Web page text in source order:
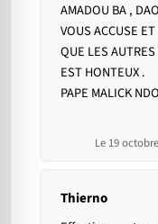
AMADOU BA ,
VOUS ACCUSE
QUE LES
EST HONTEUX .
PAPE MALICK
Le 19
Thierno